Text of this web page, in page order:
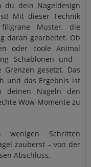
du dein Nageldesign
Mit dieser Technik
Muster, die
daran gearbeitet. Ob
oder coole Animal
Schablonen und -
gesetzt. Das
und das Ergebnis ist
deinen Nägeln den
Wow-Momente zu
Schritten
zauberst – von der
Abschluss.